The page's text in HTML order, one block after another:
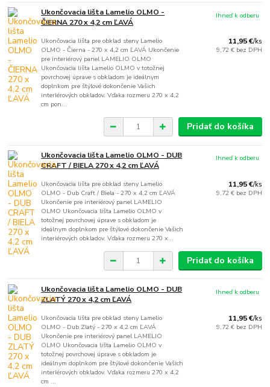
Ukončovacia lišta Lamelio OLMO -
ČIERNA 270 x 4,2 cm ĽAVÁ
Ukončovacia lišta pre obklad steny Lamelio
OLMO - Čierna - 270 x 4,2 cm ĽAVÁ Ukončenie
pre interiérový panel LAMELIO OLMO
Ukončovacia lišta Lamelio OLMO v totožnej
povrchovej úprave s obkladom je ideálnym
doplnkom pre štýlové dokončenie Vašich
interiérových obkladov. Vďaka rozmeru 270 x 4,2
cm pon...
11,95 €/ks
9,72 € bez DPH
Ihneď k odberu
Pridať do košíka
Ukončovacia lišta Lamelio OLMO - DUB
CRAFT / BIELA 270 x 4,2 cm ĽAVÁ
Ukončovacia lišta pre obklad steny Lamelio
OLMO - Dub Craft / Biela - 270 x 4,2 cm ĽAVÁ
Ukončenie pre interiérový panel LAMELIO
OLMO Ukončovacia lišta Lamelio OLMO v
totožnej povrchovej úprave s obkladom je
ideálnym doplnkom pre štýlové dokončenie Vašich
interiérových obkladov. Vďaka rozmeru 270 x...
11,95 €/ks
9,72 € bez DPH
Ihneď k odberu
Pridať do košíka
Ukončovacia lišta Lamelio OLMO - DUB
ZLATÝ 270 x 4,2 cm ĽAVÁ
Ukončovacia lišta pre obklad steny Lamelio
OLMO - Dub Zlatý - 270 x 4,2 cm ĽAVÁ
Ukončenie pre interiérový panel LAMELIO
OLMO Ukončovacia lišta Lamelio OLMO v
totožnej povrchovej úprave s obkladom je
ideálnym doplnkom pre štýlové dokončenie Vašich
interiérových obkladov. Vďaka rozmeru 270 x 4,2
cm ...
11,95 €/ks
9,72 € bez DPH
Ihneď k odberu